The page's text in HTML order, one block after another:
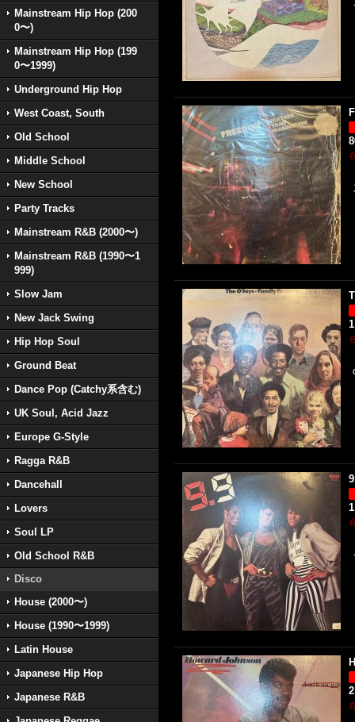
Mainstream Hip Hop (200
0〜)
Mainstream Hip Hop (199
0〜1999)
Underground Hip Hop
West Coast, South
Old School
Middle School
New School
Party Tracks
Mainstream R&B (2000〜)
Mainstream R&B (1990〜1
999)
Slow Jam
New Jack Swing
Hip Hop Soul
Ground Beat
Dance Pop (Catchy系含む)
UK Soul, Acid Jazz
Europe G-Style
Ragga R&B
Dancehall
Lovers
Soul LP
Old School R&B
Disco
House (2000〜)
House (1990〜1999)
Latin House
Japanese Hip Hop
Japanese R&B